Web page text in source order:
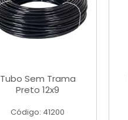
Tubo Sem Trama
Preto 12x9
Código: 41200